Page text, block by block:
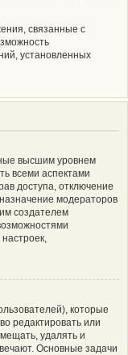
связанные с
установленных
высшим уровнем
всеми аспектами
доступа, отключение
модераторов
создателем
которые
редактировать или
удалять и
Основные задачи